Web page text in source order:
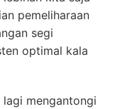
pemeliharaan
segi
optimal kala
mengantongi